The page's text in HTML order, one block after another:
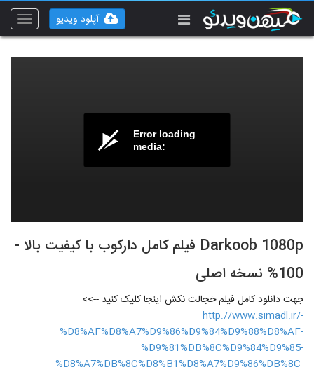
Toggle
آپلود ویدیو
Error loading
media:
Darkoob 1080p فیلم کامل دارکوب با کیفیت بالا -
100% نسخه اصلی
جهت دانلود کامل فیلم خجالت نکش اینجا کلیک کنید -->>
http://www.simadl.ir/-
%D8%AF%D8%A7%D9%86%D9%84%D9%88%D8%AF-
%D9%81%DB%8C%D9%84%D9%85-
%D8%A7%DB%8C%D8%B1%D8%A7%D9%86%DB%8C-